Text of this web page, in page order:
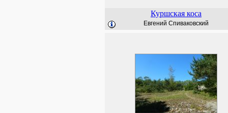
Куршская коса
Евгений Спиваковский